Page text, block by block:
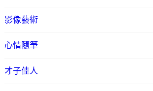
影像藝術
心情隨筆
才子佳人